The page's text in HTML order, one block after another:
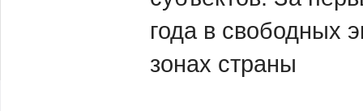
года в свободных
зонах страны